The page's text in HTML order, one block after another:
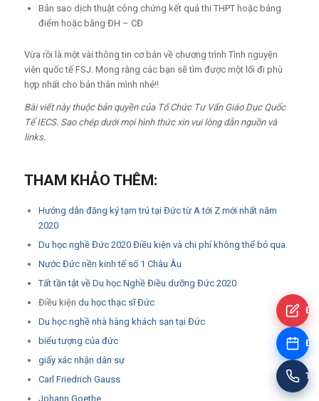
Bản sao dịch thuật công chứng kết quả thi THPT hoặc bảng
điểm hoặc bằng ĐH – CĐ
Vừa rồi là một vài thông tin cơ bản về chương trình Tình nguyện
viên quốc tế FSJ. Mong rằng các bạn sẽ tìm được một lối đi phù
hợp nhất cho bản thân mình nhé!!
Bài viết này thuộc bản quyền của Tổ Chức Tư Vấn Giáo Dục Quốc
Tế IECS. Sao chép dưới mọi hình thức xin vui lòng dẫn nguồn và
links.
THAM KHẢO THÊM:
Hướng dẫn đăng ký tạm trú tại Đức từ A tới Z mới nhất năm
2020
Du học nghề Đức 2020 Điều kiện và chi phí không thể bỏ qua.
Nước Đức nền kinh tế số 1 Châu Âu
Tất tần tật về Du học Nghề Điều dưỡng Đức 2020
Điều kiện du học thạc sĩ Đức
Du học nghề nhà hàng khách sạn tại Đức
biểu tượng của đức
giấy xác nhận dân sự
Carl Friedrich Gauss
Johann Goethe
Tư